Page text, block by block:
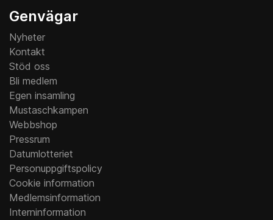
Genvägar
Nyheter
Kontakt
Stöd oss
Bli medlem
Egen insamling
Mustaschkampen
Webbshop
Pressrum
Datumlotteriet
Personuppgiftspolicy
Cookie information
Medlemsinformation
Interninformation